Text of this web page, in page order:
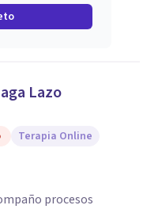
Lazo
Terapia Online
procesos